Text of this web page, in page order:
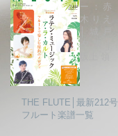
ー：赤
木りえ
THE FLUTE│最新212号
フルート楽譜一覧